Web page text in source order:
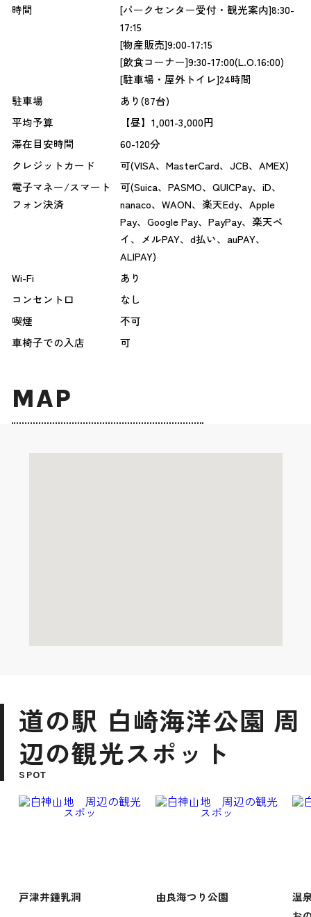
時間
[パークセンター受付・観光案内]8:30-
17:15
[物産販売]9:00-17:15
[飲食コーナー]9:30-17:00(L.O.16:00)
[駐車場・屋外トイレ]24時間
駐車場
あり(87台)
平均予算
【昼】1,001-3,000円
滞在目安時間
60-120分
クレジットカード
可(VISA、MasterCard、JCB、AMEX)
電子マネー/スマート
フォン決済
可(Suica、PASMO、QUICPay、iD、
nanaco、WAON、楽天Edy、Apple
Pay、Google Pay、PayPay、楽天ペ
イ、メルPAY、d払い、auPAY、
ALIPAY)
Wi-Fi
あり
コンセント口
なし
喫煙
不可
車椅子での入店
可
MAP
道の駅 白崎海洋公園 周
辺の観光スポット
SPOT
戸津井鍾乳洞 由良海つり公園
温